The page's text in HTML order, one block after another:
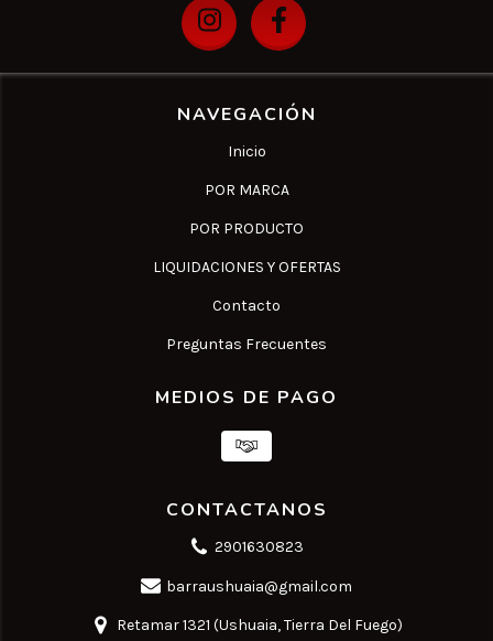
NAVEGACIÓN
Inicio
POR MARCA
POR PRODUCTO
LIQUIDACIONES Y OFERTAS
Contacto
Preguntas Frecuentes
MEDIOS DE PAGO
CONTACTANOS
2901630823
barraushuaia@gmail.com
Retamar 1321 (Ushuaia, Tierra Del Fuego)